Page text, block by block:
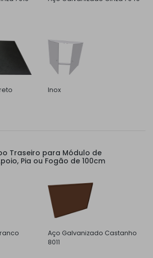
Inox
Traseiro para Módulo de
Pia ou Fogão de 100cm
Aço Galvanizado Castanho
8011